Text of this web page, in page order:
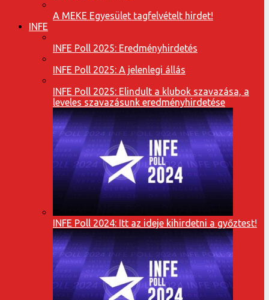
A MEKE Egyesület tagfelvételt hirdet!
INFE
INFE Poll 2025: Eredményhirdetés
INFE Poll 2025: A jelenlegi állás
INFE Poll 2025: Elindult a klubok szavazása, a
leveles szavazásunk eredményhirdetése
INFE Poll 2024: Itt az ideje kihirdetni a győztest!